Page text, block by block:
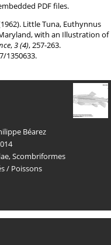
PDF files.
Little Tuna, Euthynnus
with an Illustration of
,3 (4), 257-263.
1350633.
Béarez
,Scombriformes
/ Poissons